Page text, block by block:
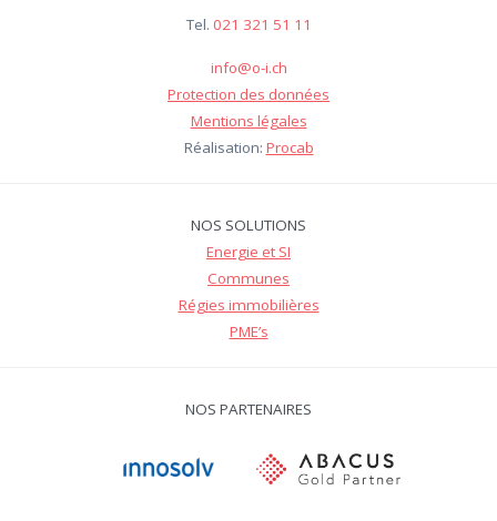
Tel. 021 321 51 11
info@o-i.ch
Protection des données
Mentions légales
Réalisation: Procab
NOS SOLUTIONS
Energie et SI
Communes
Régies immobilières
PME’s
NOS PARTENAIRES